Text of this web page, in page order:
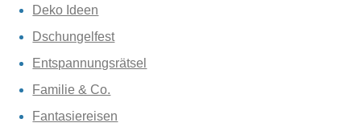
Deko Ideen
Dschungelfest
Entspannungsrätsel
Familie & Co.
Fantasiereisen